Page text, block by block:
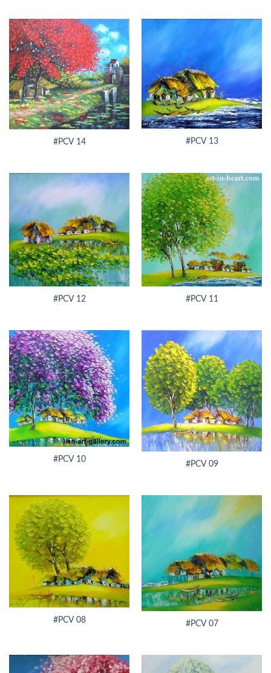
#PCV 14 #PCV 13
#PCV 12 #PCV 11
#PCV 10
#PCV 09
#PCV 08 #PCV 07